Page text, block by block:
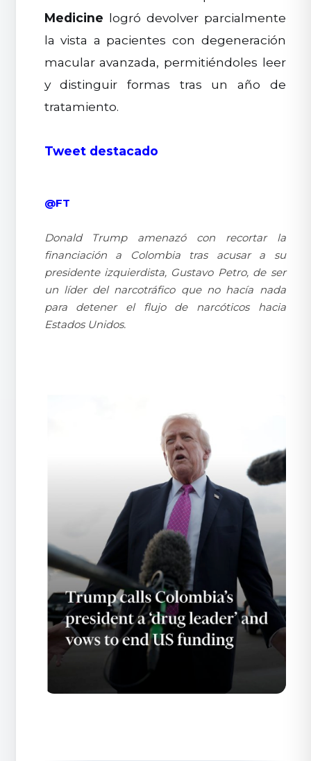
Medicine logró devolver parcialmente
la vista a pacientes con degeneración
macular avanzada, permitiéndoles leer
y distinguir formas tras un año de
tratamiento.
Tweet destacado
@FT
Donald Trump amenazó con recortar la
financiación a Colombia tras acusar a su
presidente izquierdista, Gustavo Petro, de ser
un líder del narcotráfico que no hacía nada
para detener el flujo de narcóticos hacia
Estados Unidos.